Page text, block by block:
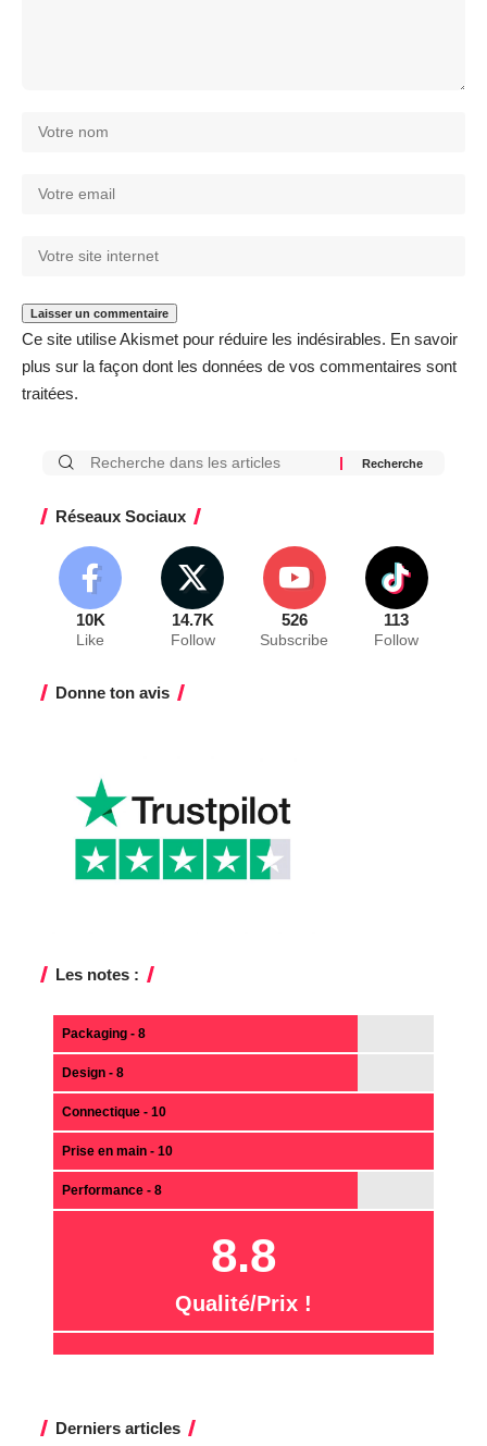
Ce site utilise Akismet pour réduire les indésirables. En savoir
plus sur la façon dont les données de vos commentaires sont
traitées.
Réseaux Sociaux
10K
Like
14.7K
Follow
526
Subscribe
113
Follow
Donne ton avis
Les notes :
Packaging - 8
Design - 8
Connectique - 10
Prise en main - 10
Performance - 8
8.8
Qualité/Prix !
Derniers articles